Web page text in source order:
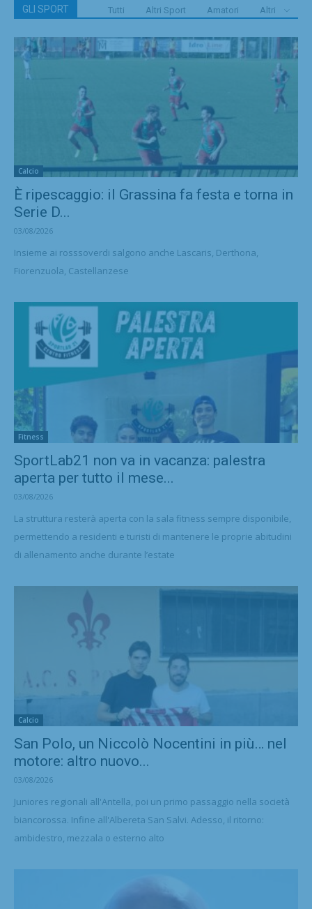
GLI SPORT Tutti Altri Sport Amatori Altri
Calcio
È ripescaggio: il Grassina fa festa e torna in
Serie D...
03/08/2026
Insieme ai rosssoverdi salgono anche Lascaris, Derthona,
Fiorenzuola, Castellanzese
Fitness
SportLab21 non va in vacanza: palestra
aperta per tutto il mese...
03/08/2026
La struttura resterà aperta con la sala fitness sempre disponibile,
permettendo a residenti e turisti di mantenere le proprie abitudini
di allenamento anche durante l’estate
Calcio
San Polo, un Niccolò Nocentini in più… nel
motore: altro nuovo...
03/08/2026
Juniores regionali all'Antella, poi un primo passaggio nella società
biancorossa. Infine all'Albereta San Salvi. Adesso, il ritorno:
ambidestro, mezzala o esterno alto